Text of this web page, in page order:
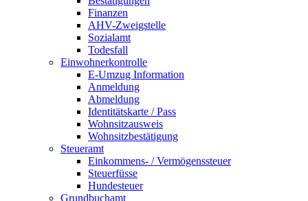
Finanzen
AHV-Zweigstelle
Sozialamt
Todesfall
Einwohnerkontrolle
E-Umzug Information
Anmeldung
Abmeldung
Identitätskarte / Pass
Wohnsitzausweis
Wohnsitzbestätigung
Steueramt
Einkommens- / Vermögenssteuer
Steuerfüsse
Hundesteuer
Grundbuchamt